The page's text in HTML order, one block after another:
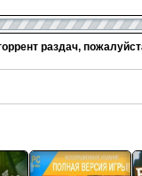
раздач,